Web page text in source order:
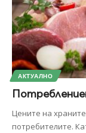
АКТУАЛНО
Цените на
потребителите.